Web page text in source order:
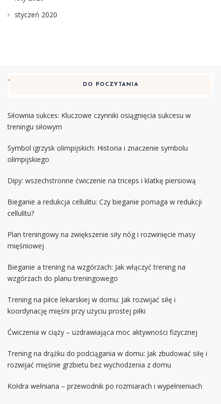
styczeń 2020
DO POCZYTANIA
Siłownia sukces: Kluczowe czynniki osiągnięcia sukcesu w
treningu siłowym
Symbol igrzysk olimpijskich: Historia i znaczenie symbolu
olimpijskiego
Dipy: wszechstronne ćwiczenie na triceps i klatkę piersiową
Bieganie a redukcja cellulitu: Czy bieganie pomaga w redukcji
cellulitu?
Plan treningowy na zwiększenie siły nóg i rozwinięcie masy
mięśniowej
Bieganie a trening na wzgórzach: Jak włączyć trening na
wzgórzach do planu treningowego
Trening na piłce lekarskiej w domu: Jak rozwijać siłę i
koordynację mięśni przy użyciu prostej piłki
Ćwiczenia w ciąży – uzdrawiająca moc aktywności fizycznej
Trening na drążku do podciągania w domu: Jak zbudować siłę i
rozwijać mięśnie grzbietu bez wychodzenia z domu
Kołdra wełniana – przewodnik po rozmiarach i wypełnieniach